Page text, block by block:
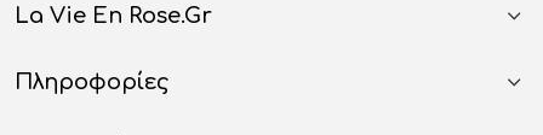
La Vie En Rose.gr
Πληροφορίες